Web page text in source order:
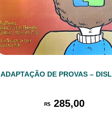
ADAPTAÇÃO DE PROVAS –
R$285,00